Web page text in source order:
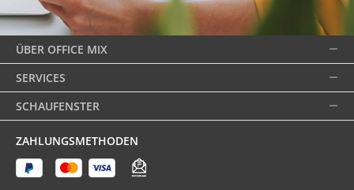
ÜBER OFFICE MIX
SERVICES
SCHAUFENSTER
ZAHLUNGSMETHODEN